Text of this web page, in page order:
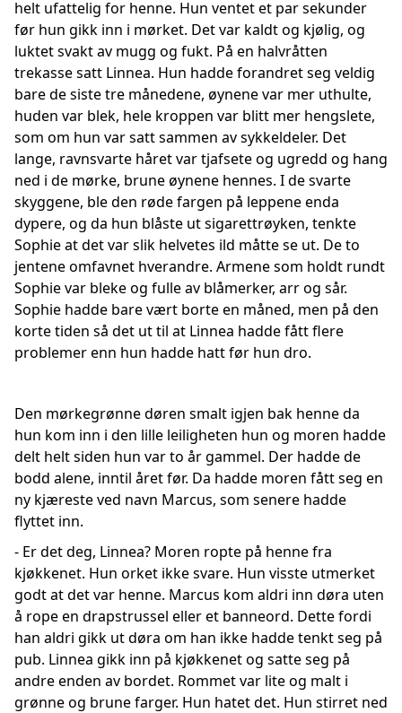
helt ufattelig for henne. Hun ventet et par sekunder
før hun gikk inn i mørket. Det var kaldt og kjølig, og
luktet svakt av mugg og fukt. På en halvråtten
trekasse satt Linnea. Hun hadde forandret seg veldig
bare de siste tre månedene, øynene var mer uthulte,
huden var blek, hele kroppen var blitt mer hengslete,
som om hun var satt sammen av sykkeldeler. Det
lange, ravnsvarte håret var tjafsete og ugredd og hang
ned i de mørke, brune øynene hennes. I de svarte
skyggene, ble den røde fargen på leppene enda
dypere, og da hun blåste ut sigarettrøyken, tenkte
Sophie at det var slik helvetes ild måtte se ut. De to
jentene omfavnet hverandre. Armene som holdt rundt
Sophie var bleke og fulle av blåmerker, arr og sår.
Sophie hadde bare vært borte en måned, men på den
korte tiden så det ut til at Linnea hadde fått flere
problemer enn hun hadde hatt før hun dro.
Den mørkegrønne døren smalt igjen bak henne da
hun kom inn i den lille leiligheten hun og moren hadde
delt helt siden hun var to år gammel. Der hadde de
bodd alene, inntil året før. Da hadde moren fått seg en
ny kjæreste ved navn Marcus, som senere hadde
flyttet inn.
- Er det deg, Linnea? Moren ropte på henne fra
kjøkkenet. Hun orket ikke svare. Hun visste utmerket
godt at det var henne. Marcus kom aldri inn døra uten
å rope en drapstrussel eller et banneord. Dette fordi
han aldri gikk ut døra om han ikke hadde tenkt seg på
pub. Linnea gikk inn på kjøkkenet og satte seg på
andre enden av bordet. Rommet var lite og malt i
grønne og brune farger. Hun hatet det. Hun stirret ned